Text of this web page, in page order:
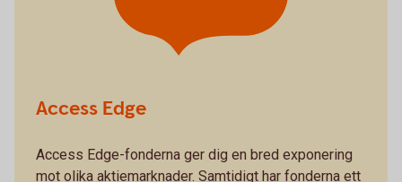
Access Edge
Access Edge-fonderna ger dig en bred exponering
mot olika aktiemarknader. Samtidigt har fonderna ett